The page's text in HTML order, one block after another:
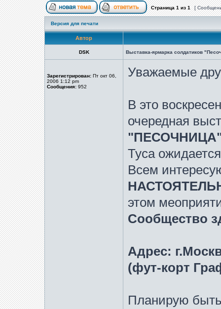
Страница1из1 [
Версия для печати
Автор
DSK Выставка-ярмарка солдатиков
Зарегистрирован: Пт окт 06,
2006 1:12 pm
Сообщения: 952
Уважаемые
В это
очередная
Туса
Всем
этом
Сообщество
Адрес:
(фут-корт
Планирую